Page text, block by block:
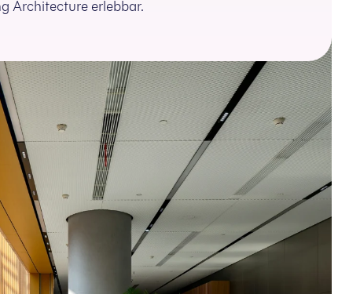
Architecture erlebbar.